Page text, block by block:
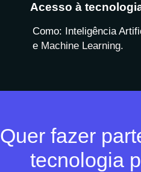
Acesso à
Como: Inteligência
e Machine Learning.
Quer fazer
tecnologia